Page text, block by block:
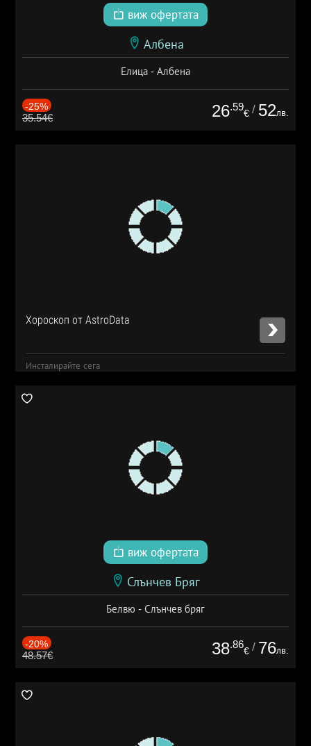
виж офертата
Албена
Елица - Албена
-25%
35.54€ 26.59
€ / 52лв.
Хороскоп от AstroData
Инсталирайте сега
виж офертата
Слънчев Бряг
Белвю - Слънчев бряг
-20%
48.57€ 38.86
€ / 76лв.